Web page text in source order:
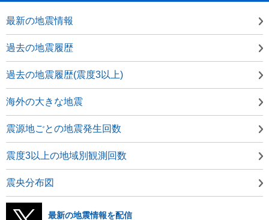
最新の地震情報
過去の地震履歴
過去の地震履歴(震度3以上)
海外の大きな地震
震源地ごとの地震発生回数
震度3以上の地域別観測回数
震央分布図
最新の地震情報を配信